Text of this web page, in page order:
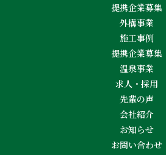
提携企業募集
外構事業
施工事例
提携企業募集
温泉事業
求人・採用
先輩の声
会社紹介
お知らせ
お問い合わせ